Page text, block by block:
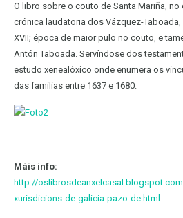
O libro sobre o couto de Santa Mariña, no
crónica laudatoria dos Vázquez-
XVII; época de maior pulo no couto, e
Antón Taboada. Servíndose dos
estudo xenealóxico onde enumera os
das familias entre 1637 e 1680.
Máis info:
http://
xurisdicions-de-galicia-pazo-de.html